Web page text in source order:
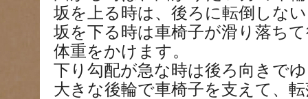
坂を上る時は、後ろに転倒しな
坂を下る時は車椅子が滑り落ち
体重をかけます。
下り勾配が急な時は後ろ向きで
大きな後輪で車椅子を支えて、